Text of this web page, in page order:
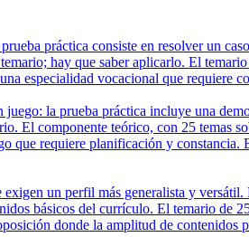
práctica consiste en resolver un
hay que saber aplicarlo. El
especialidad vocacional que requiere
la prueba práctica incluye una
El componente teórico, con 25 temas
que requiere planificación y constancia.
un perfil más generalista y versátil.
básicos del currículo. El temario de
donde la amplitud de contenidos